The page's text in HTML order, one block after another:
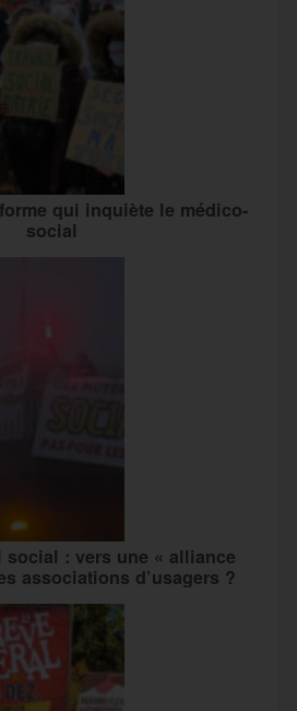
qui inquiète le médico-
social
social : vers une « alliance
associations d’usagers ?